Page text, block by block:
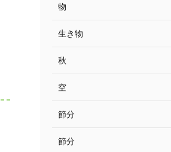
物
生き物
秋
空
節分
節分